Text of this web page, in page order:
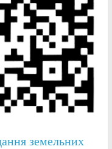
земельних